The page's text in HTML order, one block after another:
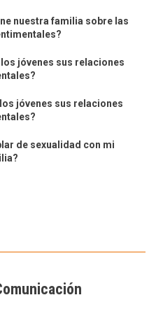
nuestra familia sobre las
jóvenes sus relaciones
jóvenes sus relaciones
de sexualidad con mi